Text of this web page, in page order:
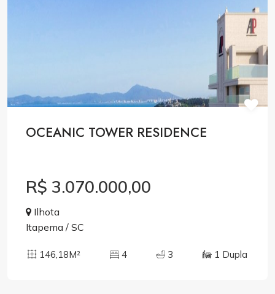
OCEANIC TOWER RESIDENCE
R$ 3.070.000,00
Ilhota
Itapema / SC
146,18M² 4 3 1 Dupla